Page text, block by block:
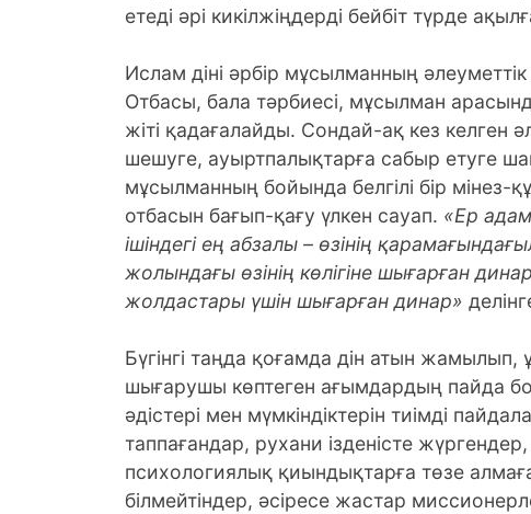
етеді әрі кикілжіңдерді бейбіт түрде
Ислам діні әрбір мұсылманның
Отбасы, бала тәрбиесі, мұсылман
жіті қадағалайды. Сондай-ақ кез келген
шешуге, ауыртпалықтарға сабыр етуге
мұсылманның бойында белгілі бір
отбасын бағып-қағу үлкен сауап. «Ер
ішіндегі ең абзалы – өзінің
жолындағы өзінің көлігіне шығарған
жолдастары үшін шығарған динар»
Бүгінгі таңда қоғамда дін атын жамылып,
шығарушы көптеген ағымдардың пайда
әдістері мен мүмкіндіктерін тиімді
таппағандар, рухани ізденісте
психологиялық қиындықтарға төзе
білмейтіндер, әсіресе жастар